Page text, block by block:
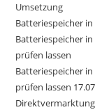
Umsetzung
Batteriespeicher
Batteriespeicher
prüfen lassen
Batteriespeicher
prüfen lassen
Direktvermarktung